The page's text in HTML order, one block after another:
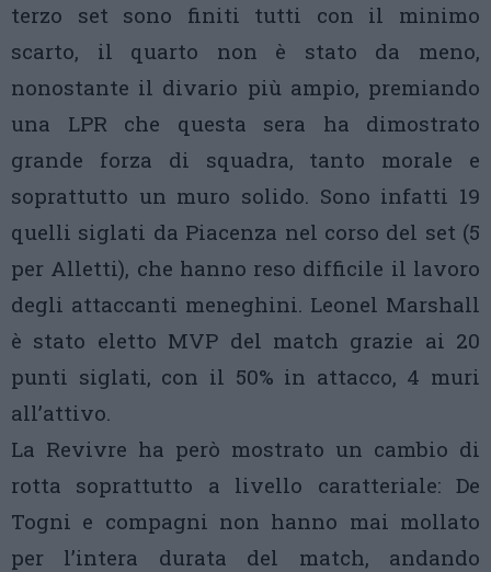
terzo set sono finiti tutti con il minimo
scarto, il quarto non è stato da meno,
nonostante il divario più ampio, premiando
una LPR che questa sera ha dimostrato
grande forza di squadra, tanto morale e
soprattutto un muro solido. Sono infatti 19
quelli siglati da Piacenza nel corso del set (5
per Alletti), che hanno reso difficile il lavoro
degli attaccanti meneghini. Leonel Marshall
è stato eletto MVP del match grazie ai 20
punti siglati, con il 50% in attacco, 4 muri
all’attivo.
La Revivre ha però mostrato un cambio di
rotta soprattutto a livello caratteriale: De
Togni e compagni non hanno mai mollato
per l’intera durata del match, andando